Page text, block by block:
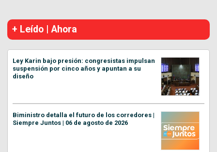
+ Leído | Ahora
Ley Karin bajo presión: congresistas impulsan
suspensión por cinco años y apuntan a su
diseño
Biministro detalla el futuro de los corredores |
Siempre Juntos | 06 de agosto de 2026